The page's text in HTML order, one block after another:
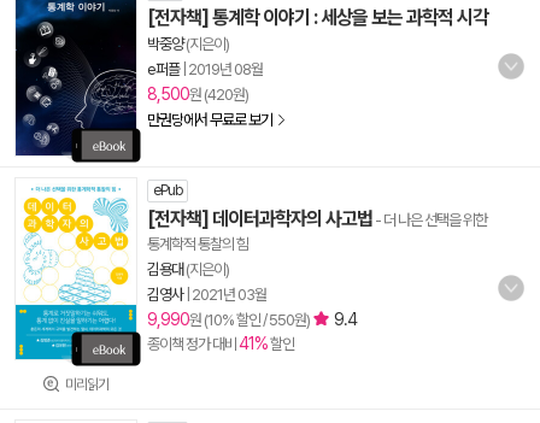
[전자책] 통계학 이야기 : 세상을 보는 과학적 시각
박중양(지은이)
e퍼플| 2019년 08월
8,500원 (420원)
만권당에서 무료로 보기
미리읽기
ePub
[전자책] 데이터과학자의 사고법 - 더 나은 선택을 위한
통계학적 통찰의 힘
김용대 (지은이)
김영사| 2021년 03월
9,990원 (10% 할인 / 550원) 9.4
종이책 정가 대비 41%할인